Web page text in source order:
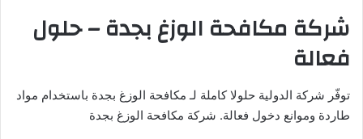
شركة مكافحة الوزغ بجدة – حلول
فعالة
توفّر شركة الدولية حلولا كاملة لـ مكافحة الوزغ بجدة باستخدام مواد
طاردة وموانع دخول فعالة. شركة مكافحة الوزغ بجدة